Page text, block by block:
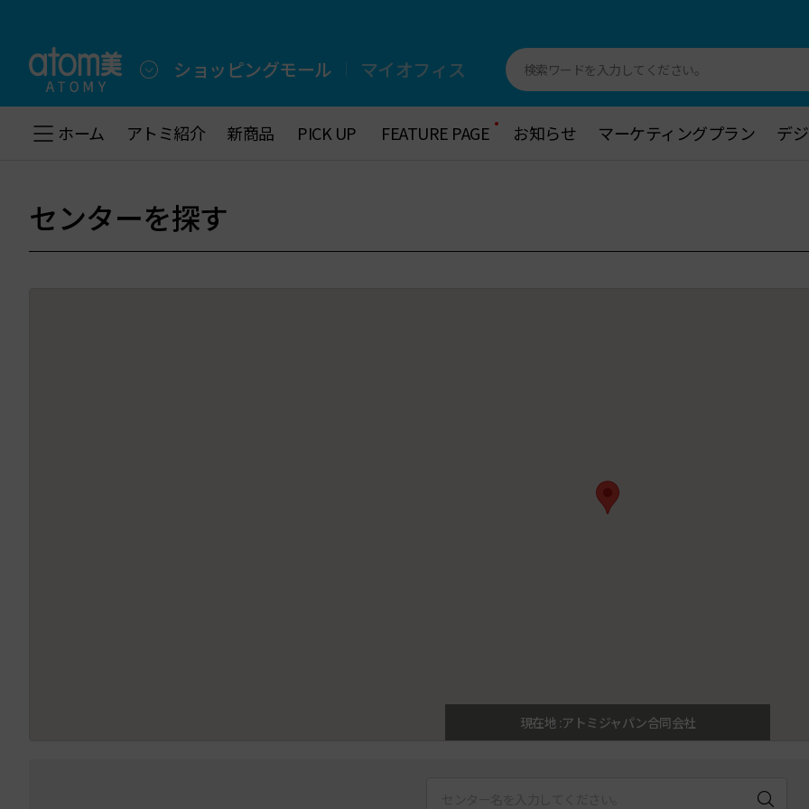
メ
ニ
ニ
ー
ショッピングモール マイオフィス 検索ワードを入力してください。
ホーム
ホーム アトミ紹介
アトミ紹介 新商品
新商品 PICK UP
PICK UP FEATURE PAGE
FEATURE PAGE お知らせ
お知らせ マーケティングプラン
マーケティングプラン デ
デ
センターを探す
現在地 :アトミジャパン合同会社